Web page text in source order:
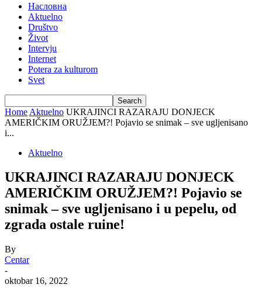
Насловна
Aktuelno
Društvo
Život
Intervju
Internet
Potera za kulturom
Svet
Home Aktuelno UKRAJINCI RAZARAJU DONJECK
AMERIČKIM ORUŽJEM?! Pojavio se snimak – sve ugljenisano
i...
Aktuelno
UKRAJINCI RAZARAJU DONJECK
AMERIČKIM ORUŽJEM?! Pojavio se
snimak – sve ugljenisano i u pepelu, od
zgrada ostale ruine!
By
Centar
-
oktobar 16, 2022